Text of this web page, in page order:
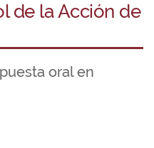
de la Acción de
oral en